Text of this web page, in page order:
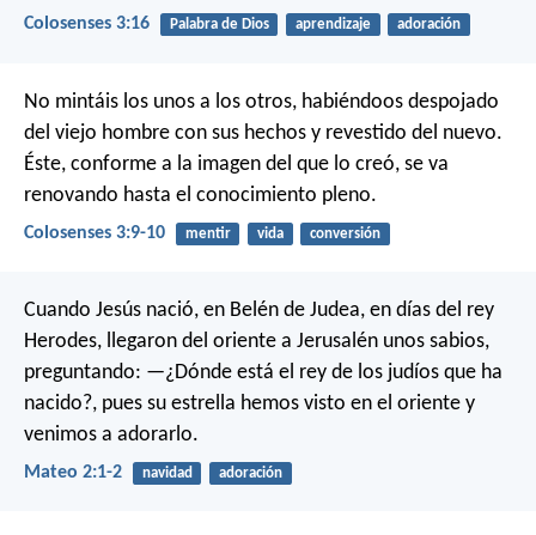
Colosenses 3:16 Palabra de Dios aprendizaje adoración
No mintáis los unos a los otros, habiéndoos despojado
del viejo hombre con sus hechos y revestido del nuevo.
Éste, conforme a la imagen del que lo creó, se va
renovando hasta el conocimiento pleno.
Colosenses 3:9-10 mentir vida conversión
Cuando Jesús nació, en Belén de Judea, en días del rey
Herodes, llegaron del oriente a Jerusalén unos sabios,
preguntando: —¿Dónde está el rey de los judíos que ha
nacido?, pues su estrella hemos visto en el oriente y
venimos a adorarlo.
Mateo 2:1-2 navidad adoración